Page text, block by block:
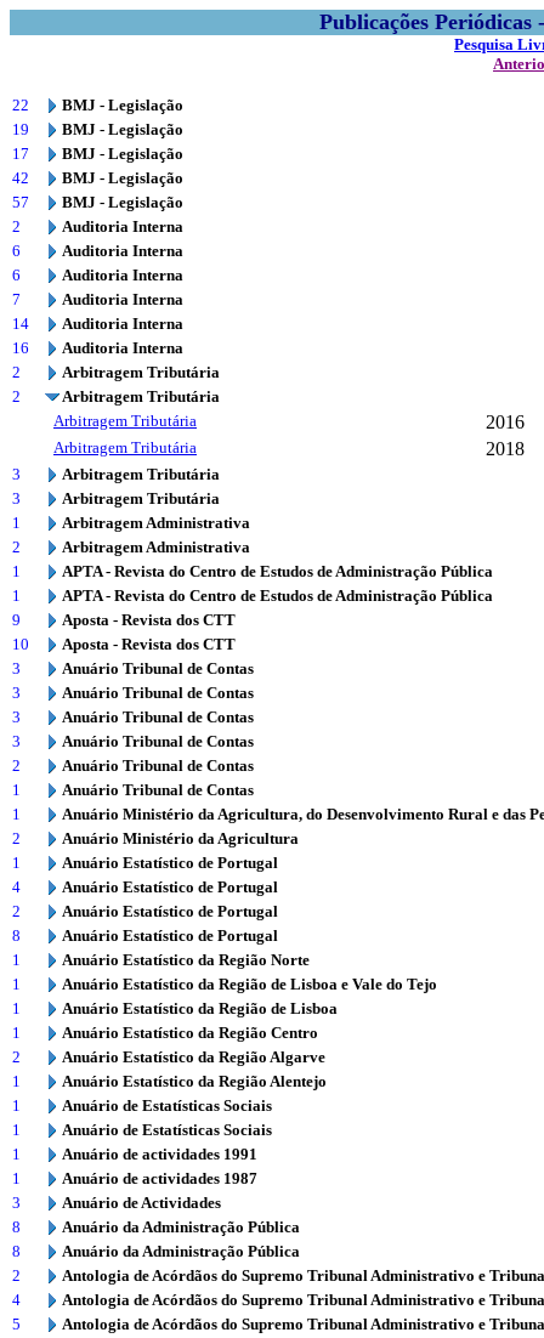
Publicações
Pesquisa
22
BMJ - Legislação
19
BMJ - Legislação
17
BMJ - Legislação
42
BMJ - Legislação
57
BMJ - Legislação
2
Auditoria Interna
6
Auditoria Interna
6
Auditoria Interna
7
Auditoria Interna
14
Auditoria Interna
16
Auditoria Interna
2
Arbitragem Tributária
2
Arbitragem Tributária
Arbitragem Tributária
2016
Arbitragem Tributária 2018
3
Arbitragem Tributária
3
Arbitragem Tributária
1
Arbitragem Administrativa
2
Arbitragem Administrativa
1
APTA - Revista do Centro de Estudos de Administração Pública
1
APTA - Revista do Centro de Estudos de Administração Pública
9
Aposta - Revista dos CTT
10
Aposta - Revista dos CTT
3
Anuário Tribunal de Contas
3
Anuário Tribunal de Contas
3
Anuário Tribunal de Contas
3
Anuário Tribunal de Contas
2
Anuário Tribunal de Contas
1
Anuário Tribunal de Contas
1
Anuário Ministério da Agricultura, do Desenvolvimento Rural e das
2
Anuário Ministério da Agricultura
1
Anuário Estatístico de Portugal
4
Anuário Estatístico de Portugal
2
Anuário Estatístico de Portugal
8
Anuário Estatístico de Portugal
1
Anuário Estatístico da Região Norte
1
Anuário Estatístico da Região de Lisboa e Vale do Tejo
1
Anuário Estatístico da Região de Lisboa
1
Anuário Estatístico da Região Centro
2
Anuário Estatístico da Região Algarve
1
Anuário Estatístico da Região Alentejo
1
Anuário de Estatísticas Sociais
1
Anuário de Estatísticas Sociais
1
Anuário de actividades 1991
1
Anuário de actividades 1987
3
Anuário de Actividades
8
Anuário da Administração Pública
8
Anuário da Administração Pública
2
Antologia de Acórdãos do Supremo Tribunal Administrativo e
4
Antologia de Acórdãos do Supremo Tribunal Administrativo e
5
Antologia de Acórdãos do Supremo Tribunal Administrativo e